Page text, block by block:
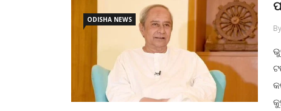
ବୋଲି ପାଣ୍ଡିଆନ କହିଛନ୍ତି ।
CONTINUE READING
ODISHA NEWS
By